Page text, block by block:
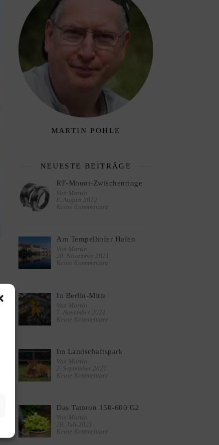
MARTIN POHLE
NEUESTE BEITRÄGE
RF-Mount-Zwischenringe
Von Martin
8. August 2022
Keine Kommentare
Am Tempelhofer Hafen
Von Martin
28. November 2021
Keine Kommentare
In Berlin-Mitte
Von Martin
7. November 2021
Keine Kommentare
Im Landschaftspark
Von Martin
2. September 2021
Keine Kommentare
Das Tamron 150-600 G2
Von Martin
28. Juli 2021
Keine Kommentare